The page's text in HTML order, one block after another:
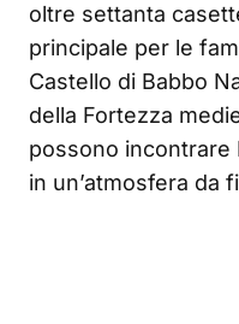
oltre settanta
principale per le
Castello di Babbo
della Fortezza
possono incontrare
in un’atmosfera da